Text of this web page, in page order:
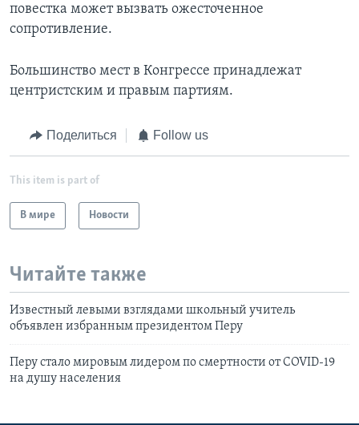
повестка может вызвать ожесточенное
сопротивление.
Большинство мест в Конгрессе принадлежат
центристским и правым партиям.
Поделиться Follow us
This item is part of
В мире Новости
Читайте также
Известный левыми взглядами школьный учитель
объявлен избранным президентом Перу
Перу стало мировым лидером по смертности от COVID-19
на душу населения